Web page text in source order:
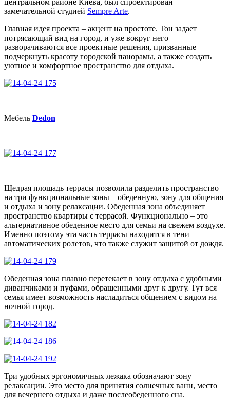
замечательной студией Sempre Arte.
Главная идея проекта – акцент на простоте. Тон задает
потрясающий вид на город, и уже вокруг него
разворачиваются все проектные решения, призванные
подчеркнуть красоту городской панорамы, а также создать
уютное и комфортное пространство для отдыха.
Мебель Dedon
Щедрая площадь террасы позволила разделить пространство
на три функциональные зоны – обеденную, зону для общения
и отдыха и зону релаксации. Обеденная зона объединяет
пространство квартиры с террасой. Функционально – это
альтернативное обеденное место для семьи на свежем воздухе.
Именно поэтому эта часть террасы находится в тени
автоматических ролетов, что также служит защитой от дождя.
Обеденная зона плавно перетекает в зону отдыха с удобными
диванчиками и пуфами, обращенными друг к другу. Тут вся
семья имеет возможность насладиться общением с видом на
ночной город.
Три удобных эргономичных лежака обозначают зону
релаксации. Это место для принятия солнечных ванн, место
для вечернего отдыха и даже послеобеденного сна.